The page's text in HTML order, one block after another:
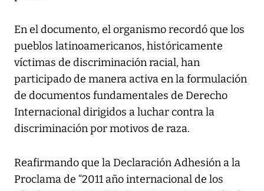
En el documento, el organismo recordó que los
pueblos latinoamericanos, históricamente
víctimas de discriminación racial, han
participado de manera activa en la formulación
de documentos fundamentales de Derecho
Internacional dirigidos a luchar contra la
discriminación por motivos de raza.
Reafirmando que la Declaración Adhesión a la
Proclama de “2011 año internacional de los